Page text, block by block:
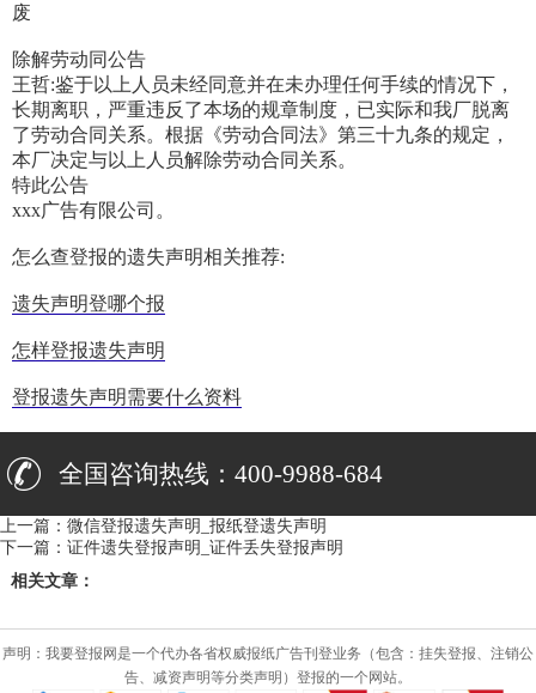
废
除解劳动同公告
王哲:鉴于以上人员未经同意并在未办理任何手续的情况下，
长期离职，严重违反了本场的规章制度，已实际和我厂脱离
了劳动合同关系。根据《劳动合同法》第三十九条的规定，
本厂决定与以上人员解除劳动合同关系。
特此公告
xxx广告有限公司。
怎么查登报的遗失声明相关推荐:
遗失声明登哪个报
怎样登报遗失声明
登报遗失声明需要什么资料
全国咨询热线：400-9988-684
上一篇： 微信登报遗失声明_报纸登遗失声明
下一篇： 证件遗失登报声明_证件丢失登报声明
相关文章：
声明：我要登报网是一个代办各省权威报纸广告刊登业务（包含：挂失登报、注销公
告、减资声明等分类声明）登报的一个网站。